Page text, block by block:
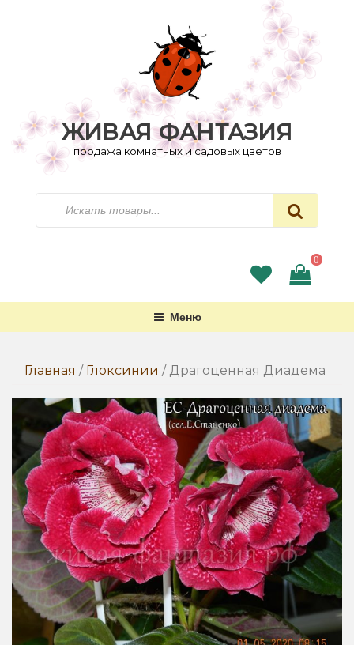
ЖИВАЯ ФАНТАЗИЯ
продажа комнатных и садовых цветов
0
Меню
Главная / Глоксинии / Драгоценная Диадема